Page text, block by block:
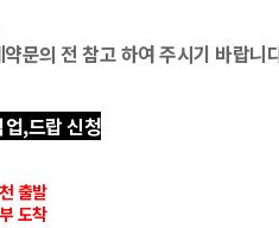
문의 전 참고 하여 주시기 바랍니
업,드랍 신청
출발
도착